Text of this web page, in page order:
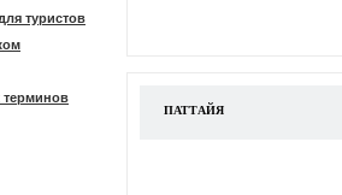
туристов
терминов
ПАТТАЙЯ